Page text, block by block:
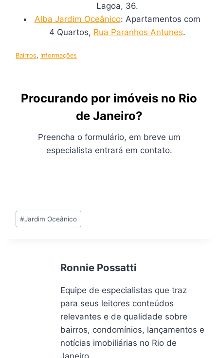
Lagoa, 36.
Alba Jardim Oceânico: Apartamentos com
4 Quartos, Rua Paranhos Antunes.
Bairros, Informações
Procurando por imóveis no Rio
de Janeiro?
Preencha o formulário, em breve um
especialista entrará em contato.
Tags
do
#Jardim Oceânico
Ronnie Possatti
Equipe de especialistas que traz
para seus leitores conteúdos
relevantes e de qualidade sobre
bairros, condomínios, lançamentos e
notícias imobiliárias no Rio de
Janeiro.